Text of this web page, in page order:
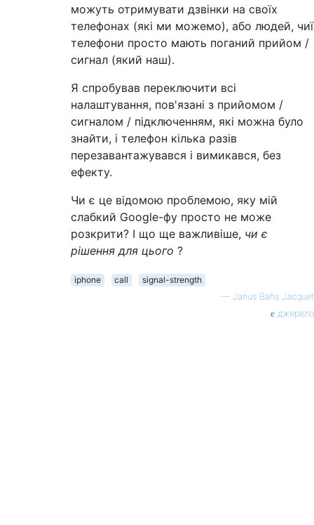
можуть отримувати дзвінки на своїх
телефонах (які ми можемо), або людей, чиї
телефони просто мають поганий прийом /
сигнал (який наш).
Я спробував переключити всі
налаштування, пов'язані з прийомом /
сигналом / підключенням, які можна було
знайти, і телефон кілька разів
перезавантажувався і вимикався, без
ефекту.
Чи є це відомою проблемою, яку мій
слабкий Google-фу просто не може
розкрити? І що ще важливіше, чи є
рішення для цього ?
iphone call
signal-strength
— Janus Bahs Jacquet
джерело